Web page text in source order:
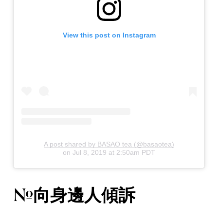
View this post on Instagram
A post shared by BASAO tea (@basaotea)
on Jul 8, 2019 at 2:50am PDT
#向身邊人傾訴